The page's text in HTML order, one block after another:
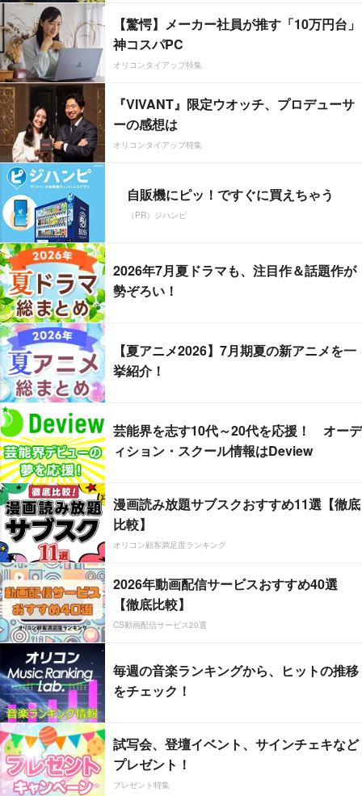
【驚愕】メーカー社員が推す「10万円台」
神コスパPC
オリコンタイアップ特集
『VIVANT』限定ウオッチ、プロデューサ
ーの感想は
オリコンタイアップ特集
自販機にピッ！ですぐに買えちゃう
（PR）ジハンピ
2026年7月夏ドラマも、注目作＆話題作が
勢ぞろい！
【夏アニメ2026】7月期夏の新アニメを一
挙紹介！
芸能界を志す10代～20代を応援！ オーデ
ィション・スクール情報はDeview
漫画読み放題サブスクおすすめ11選【徹底
比較】
オリコン顧客満足度ランキング
2026年動画配信サービスおすすめ40選
【徹底比較】
CS動画配信サービス20選
毎週の音楽ランキングから、ヒットの推移
をチェック！
試写会、登壇イベント、サインチェキなど
プレゼント！
プレゼント特集